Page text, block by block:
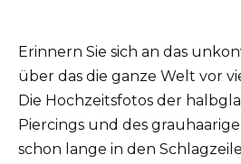
Erinnern Sie sich an das
über das die ganze Welt vor
Die Hochzeitsfotos der
Piercings und des
schon lange in den